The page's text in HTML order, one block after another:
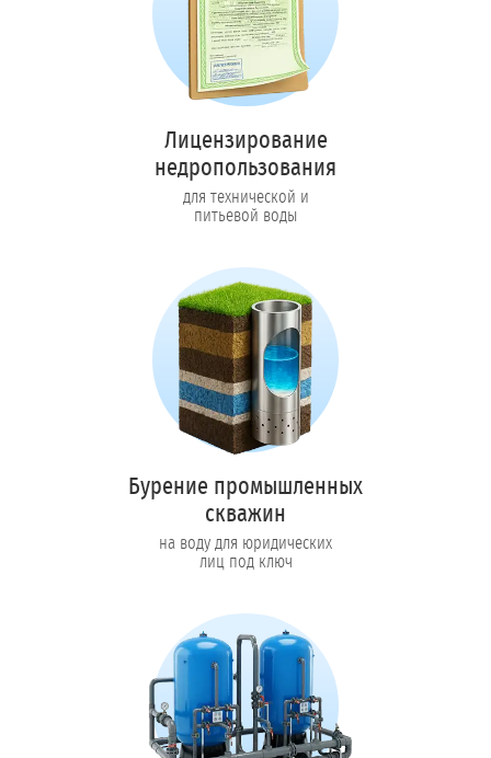
Лицензирование
недропользования
для технической и
питьевой воды
Бурение промышленных
скважин
на воду для юридических
лиц под ключ